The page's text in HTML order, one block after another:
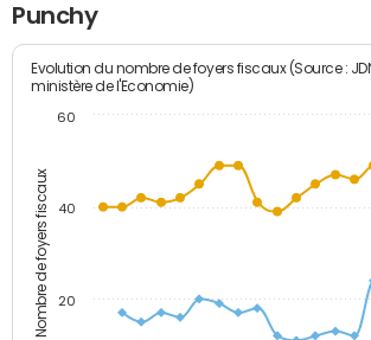
Punchy
Nombre de foyers fiscaux
Evolution du nombre de foyers fiscaux (Source :
ministère de l'Economie)
20
40
60